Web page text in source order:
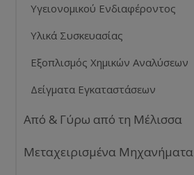
Υγειονομικού Ενδιαφέροντος
Υλικά Συσκευασίας
Εξοπλισμός Χημικών Αναλύσεων
Δείγματα Εγκαταστάσεων
Από & Γύρω από τη Μέλισσα
Μεταχειρισμένα Μηχανήματα